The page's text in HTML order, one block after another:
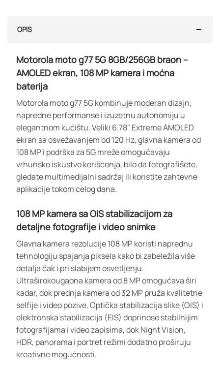
OPIS
Motorola moto g77 5G 8GB/256GB braon –
AMOLED ekran, 108 MP kamera i moćna
baterija
Motorola moto g77 5G kombinuje moderan dizajn,
napredne performanse i izuzetnu autonomiju u
elegantnom kućištu. Veliki 6.78" Extreme AMOLED
ekran sa osvežavanjem od 120 Hz, glavna kamera od
108 MP i podrška za 5G mreže omogućavaju
vrhunsko iskustvo korišćenja, bilo da fotografišete,
gledate multimedijalni sadržaj ili koristite zahtevne
aplikacije tokom celog dana.
108 MP kamera sa OIS stabilizacijom za
detaljne fotografije i video snimke
Glavna kamera rezolucije 108 MP koristi naprednu
tehnologiju spajanja piksela kako bi zabeležila više
detalja čak i pri slabijem osvetljenju.
Ultraširokougaona kamera od 8 MP omogućava širi
kadar, dok prednja kamera od 32 MP pruža kvalitetne
selfije i video pozive. Optička stabilizacija slike (OIS) i
elektronska stabilizacija (EIS) doprinose stabilnijim
fotografijama i video zapisima, dok Night Vision,
HDR, panorama i portret režimi dodatno proširuju
kreativne mogućnosti.